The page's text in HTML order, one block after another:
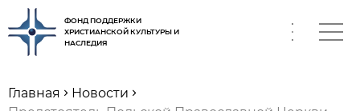
ФОНД ПОДДЕРЖКИ
ХРИСТИАНСКОЙ КУЛЬТУРЫ И
НАСЛЕДИЯ
Главная
Новости